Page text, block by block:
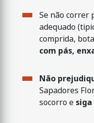
Se não correr
adequado
comprida,
com pás,
Não
Sapadores
socorro e